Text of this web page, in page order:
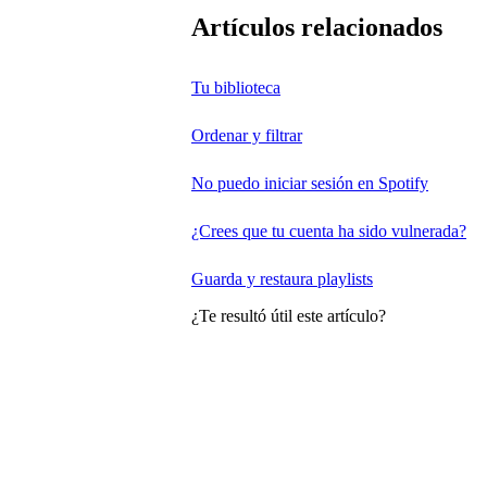
Artículos relacionados
Tu biblioteca
Ordenar y filtrar
No puedo iniciar sesión en Spotify
¿Crees que tu cuenta ha sido vulnerada?
Guarda y restaura playlists
¿Te resultó útil este artículo?